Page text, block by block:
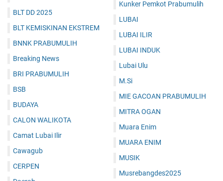
BLT DD 2025
BLT KEMISKINAN EKSTREM
BNNK PRABUMULIH
Breaking News
BRI PRABUMULIH
BSB
BUDAYA
CALON WALIKOTA
Camat Lubai Ilir
Cawagub
CERPEN
Kunker Pemkot Prabumulih
LUBAI
LUBAI ILIR
LUBAI INDUK
Lubai Ulu
M.Si
MIE GACOAN PRABUMULIH
MITRA OGAN
Muara Enim
MUARA ENIM
MUSIK
Musrebangdes2025